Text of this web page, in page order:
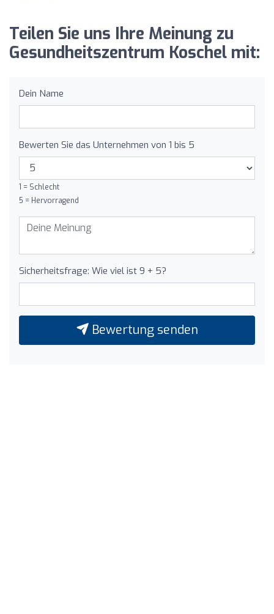
Teilen Sie uns Ihre Meinung zu
Gesundheitszentrum Koschel mit:
Dein Name
Bewerten Sie das Unternehmen von 1 bis 5
1 = Schlecht
5 = Hervorragend
Sicherheitsfrage: Wie viel ist 9 + 5?
Bewertung senden